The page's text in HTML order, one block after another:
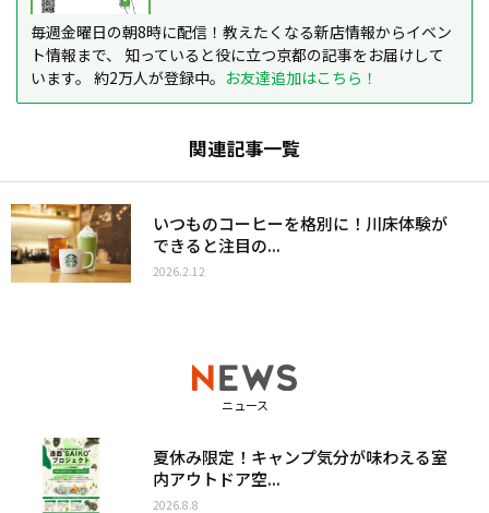
毎週金曜日の朝8時に配信！教えたくなる新店情報からイベン
ト情報まで、 知っていると役に立つ京都の記事をお届けして
います。 約2万人が登録中。 お友達追加はこちら！
関連記事一覧
いつものコーヒーを格別に！川床体験が
できると注目の...
2026.2.12
ニュース
夏休み限定！キャンプ気分が味わえる室
内アウトドア空...
2026.8.8